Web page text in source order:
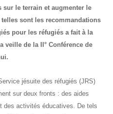
le terrain et augmenter le
sont les recommandations
pour les réfugiés a fait à la
veille de la II° Conférence de
jésuite des réfugiés (JRS)
sur deux fronts : des aides
des activités éducatives. De tels